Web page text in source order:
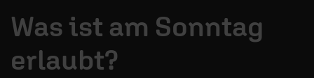
ÜBER UNS
Was ist am Sonntag
erlaubt?